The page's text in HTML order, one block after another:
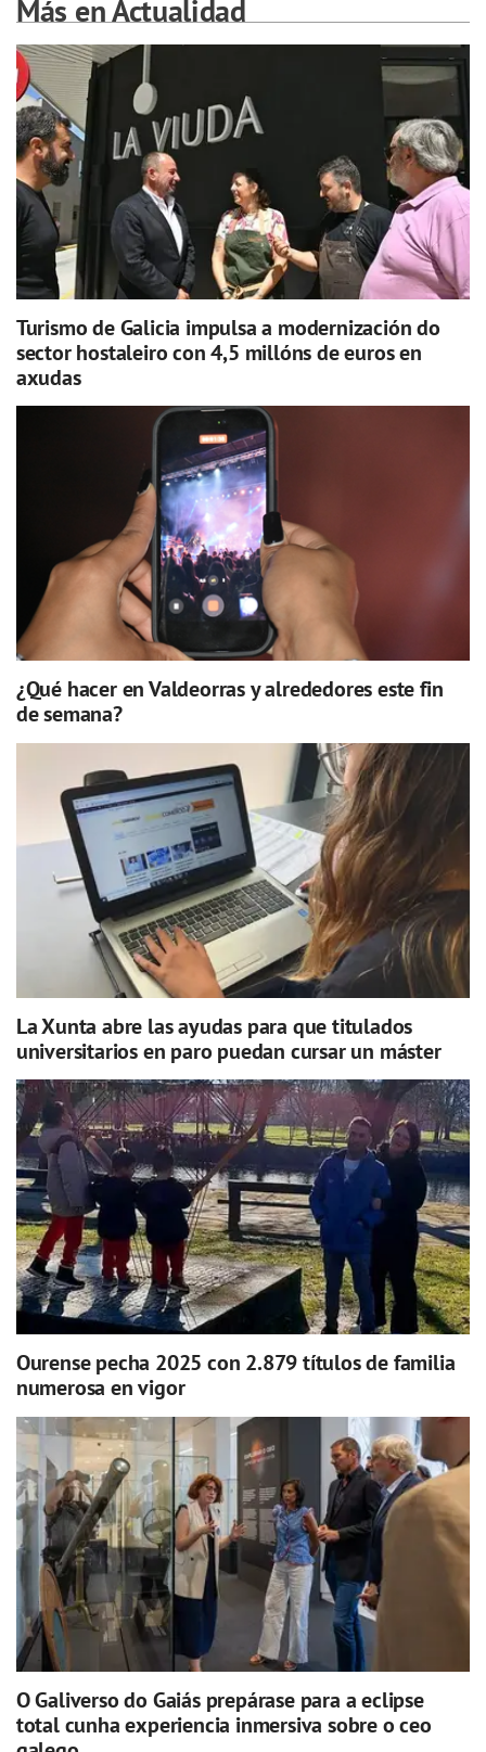
Más en Actualidad
Turismo de Galicia impulsa a modernización do
sector hostaleiro con 4,5 millóns de euros en
axudas
¿Qué hacer en Valdeorras y alrededores este fin
de semana?
La Xunta abre las ayudas para que titulados
universitarios en paro puedan cursar un máster
Ourense pecha 2025 con 2.879 títulos de familia
numerosa en vigor
O Galiverso do Gaiás prepárase para a eclipse
total cunha experiencia inmersiva sobre o ceo